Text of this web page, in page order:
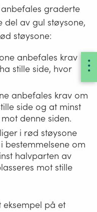
graderte
del av gul støysone,
støysone:
anbefales krav
stille side, hvor
anbefales krav om
side og at minst
denne siden.
i rød støysone
bestemmelsene om
halvparten av
mot stille
eksempel på et